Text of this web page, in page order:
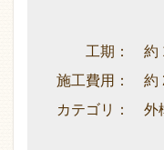
工期： 約 1
施工費用： 約
カテゴリ： 外